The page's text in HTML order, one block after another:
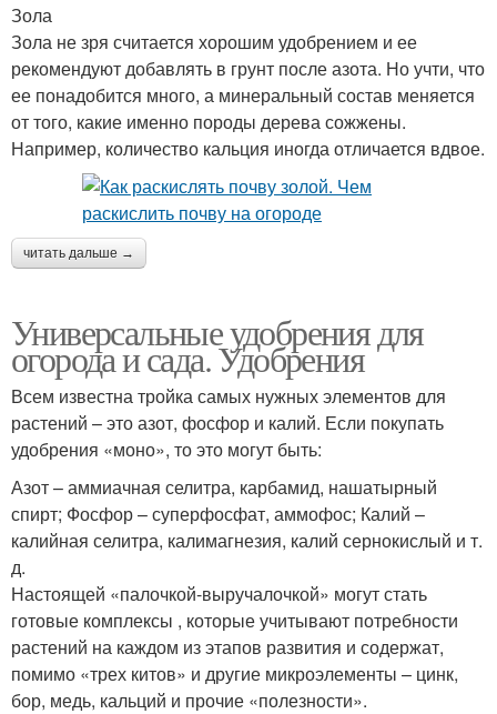
Зола
Зола не зря считается хорошим удобрением и ее
рекомендуют добавлять в грунт после азота. Но учти, что
ее понадобится много, а минеральный состав меняется
от того, какие именно породы дерева сожжены.
Например, количество кальция иногда отличается вдвое.
читать дальше →
Универсальные удобрения для
огорода и сада. Удобрения
Всем известна тройка самых нужных элементов для
растений – это азот, фосфор и калий. Если покупать
удобрения «моно», то это могут быть:
Азот – аммиачная селитра, карбамид, нашатырный
спирт; Фосфор – суперфосфат, аммофос; Калий –
калийная селитра, калимагнезия, калий сернокислый и т.
д.
Настоящей «палочкой-выручалочкой» могут стать
готовые комплексы , которые учитывают потребности
растений на каждом из этапов развития и содержат,
помимо «трех китов» и другие микроэлементы – цинк,
бор, медь, кальций и прочие «полезности».